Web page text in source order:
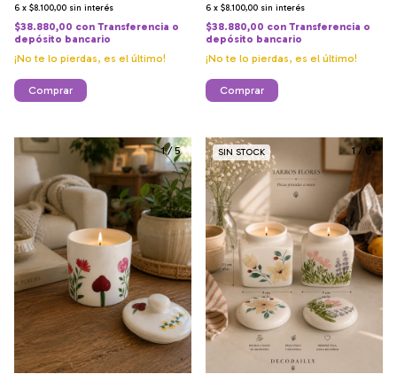
6 x $8.100,00 sin interés
$38.880,00 con Transferencia o
depósito bancario
¡No te lo pierdas, es el último!
Comprar
6 x $8.100,00 sin interés
$38.880,00 con Transferencia o
depósito bancario
¡No te lo pierdas, es el último!
Comprar
1/5 1/ 6
SIN STOCK